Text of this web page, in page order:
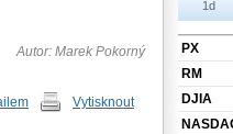
Autor: Marek Pokorný
Vytisknout
1d
PX
RM
DJIA